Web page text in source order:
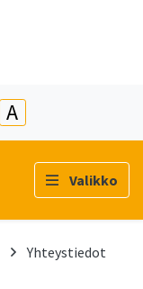
A
Valikko
Yhteystiedot